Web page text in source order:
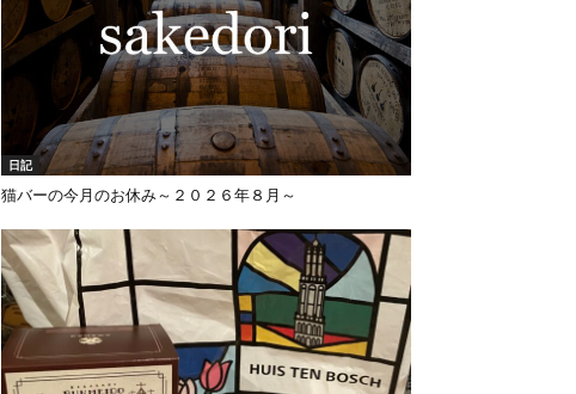
日記
猫バーの今月のお休み～２０２６年８月～